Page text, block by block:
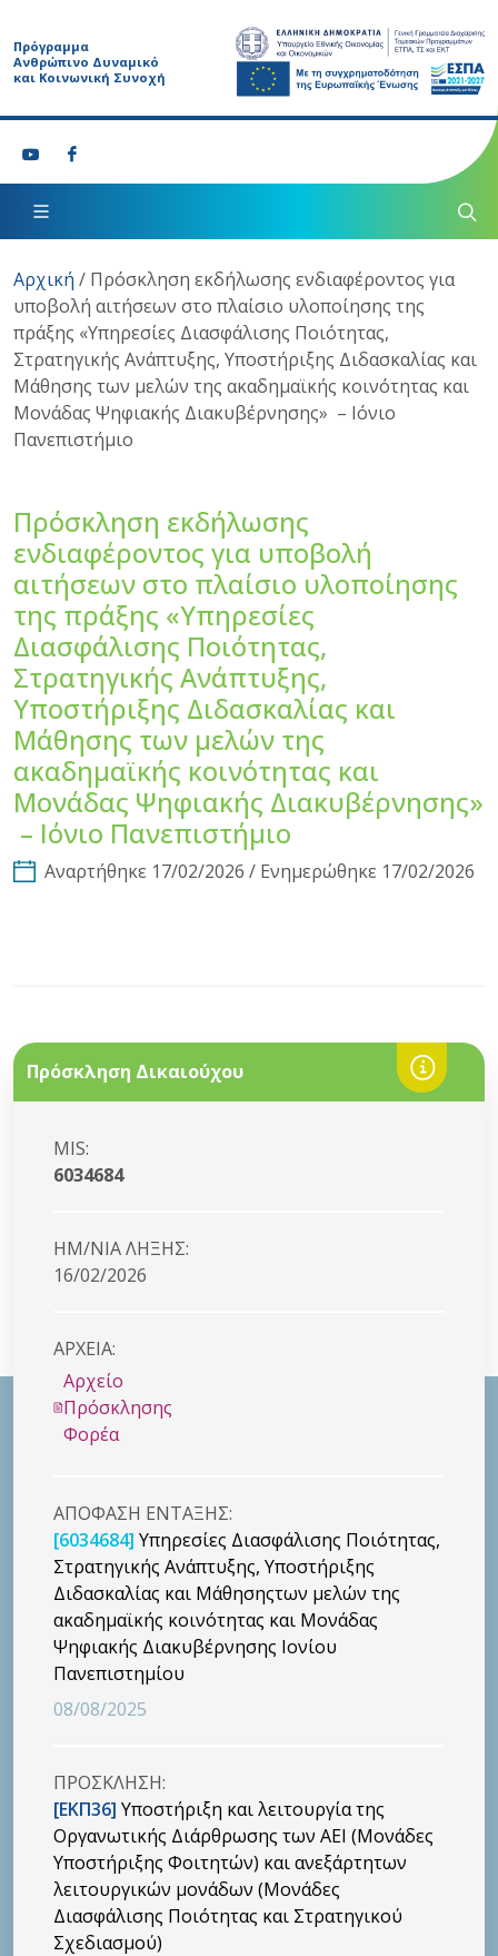
Πρόγραμμα
Ανθρώπινο Δυναμικό
και Κοινωνική Συνοχή
Αρχική / Πρόσκληση εκδήλωσης ενδιαφέροντος για
υποβολή αιτήσεων στο πλαίσιο υλοποίησης της
πράξης «Υπηρεσίες Διασφάλισης Ποιότητας,
Στρατηγικής Ανάπτυξης, Υποστήριξης Διδασκαλίας και
Μάθησης των μελών της ακαδημαϊκής κοινότητας και
Μονάδας Ψηφιακής Διακυβέρνησης» – Ιόνιο
Πανεπιστήμιο
Πρόσκληση εκδήλωσης
ενδιαφέροντος για υποβολή
αιτήσεων στο πλαίσιο υλοποίησης
της πράξης «Υπηρεσίες
Διασφάλισης Ποιότητας,
Στρατηγικής Ανάπτυξης,
Υποστήριξης Διδασκαλίας και
Μάθησης των μελών της
ακαδημαϊκής κοινότητας και
Μονάδας Ψηφιακής Διακυβέρνησης»
– Ιόνιο Πανεπιστήμιο
Αναρτήθηκε 17/02/2026 / Ενημερώθηκε 17/02/2026
Πρόσκληση Δικαιούχου
MIS:
6034684
HM/NIA ΛΗΞΗΣ:
16/02/2026
ΑΡΧΕΙΑ:
Αρχείο
Πρόσκλησης
Φορέα
ΑΠΟΦΑΣΗ ΕΝΤΑΞΗΣ:
[6034684] Υπηρεσίες Διασφάλισης Ποιότητας,
Στρατηγικής Ανάπτυξης, Υποστήριξης
Διδασκαλίας και Μάθησηςτων μελών της
ακαδημαϊκής κοινότητας και Μονάδας
Ψηφιακής Διακυβέρνησης Ιονίου
Πανεπιστημίου
08/08/2025
ΠΡΟΣΚΛΗΣΗ:
[ΕΚΠ36] Υποστήριξη και λειτουργία της
Οργανωτικής Διάρθρωσης των ΑΕΙ (Μονάδες
Υποστήριξης Φοιτητών) και ανεξάρτητων
λειτουργικών μονάδων (Μονάδες
Διασφάλισης Ποιότητας και Στρατηγικού
Σχεδιασμού)